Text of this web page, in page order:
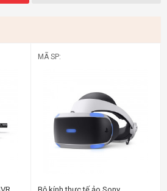
MÃ SP:
Bộ kính thực tế ảo Sony